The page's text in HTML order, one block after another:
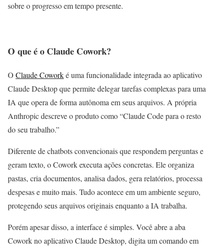
sobre o progresso em tempo presente.
O que é o Claude Cowork?
O Claude Coworké uma funcionalidade integrada ao aplicativo
Claude Desktop que permite delegar tarefas complexas para uma
IA que opera de forma autônoma em seus arquivos. A própria
Anthropic descreve o produto como “Claude Code para o resto
do seu trabalho.”
Diferente de chatbots convencionais que respondem perguntas e
geram texto, o Cowork executa ações concretas. Ele organiza
pastas, cria documentos, analisa dados, gera relatórios, processa
despesas e muito mais. Tudo acontece em um ambiente seguro,
protegendo seus arquivos originais enquanto a IA trabalha.
Porém apesar disso, a interface é simples. Você abre a aba
Cowork no aplicativo Claude Desktop, digita um comando em